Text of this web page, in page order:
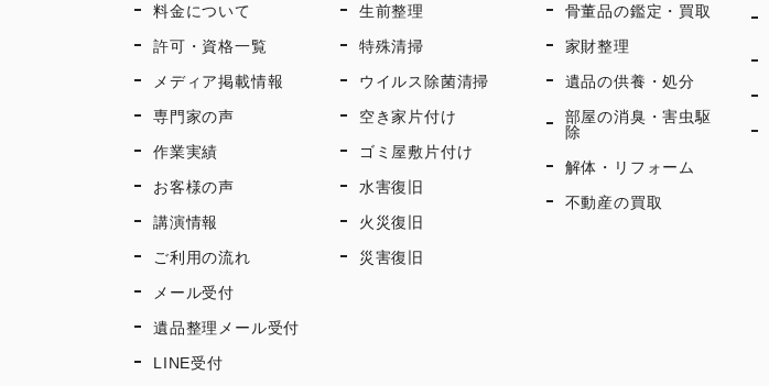
料金について
許可・資格一覧
メディア掲載情報
専門家の声
作業実績
お客様の声
講演情報
ご利用の流れ
メール受付
遺品整理メール受付
LINE受付
生前整理
特殊清掃
ウイルス除菌清掃
空き家片付け
ゴミ屋敷片付け
水害復旧
火災復旧
災害復旧
骨董品の鑑定・買取
家財整理
遺品の供養・処分
部屋の消臭・害虫駆
除
解体・リフォーム
不動産の買取